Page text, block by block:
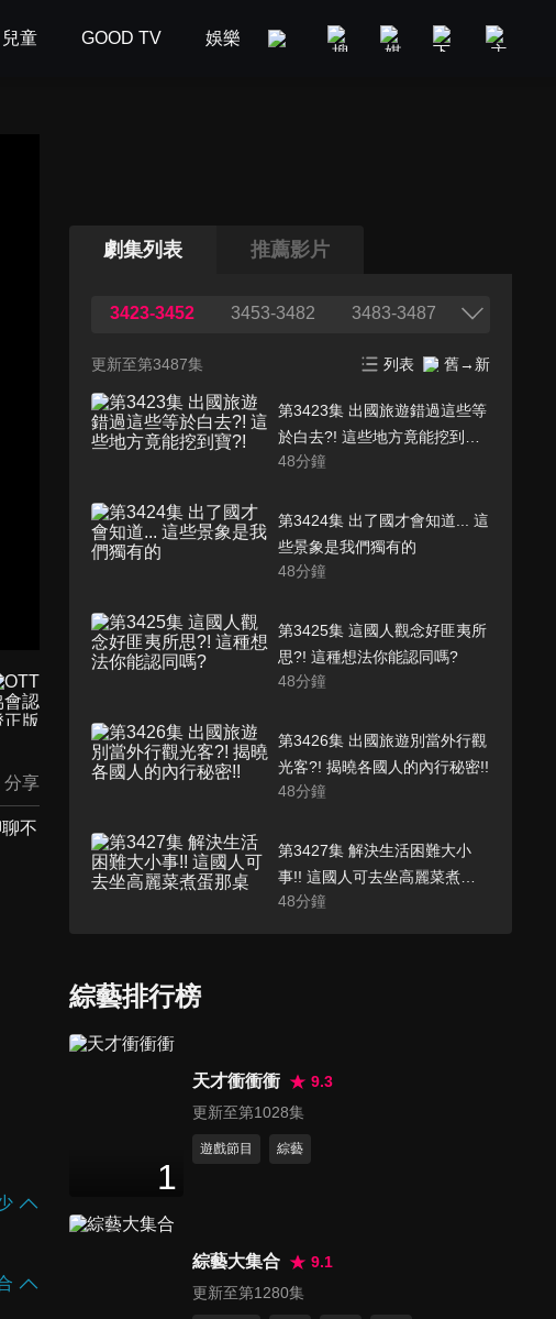
兒童 GOOD TV 娛樂 美食旅遊 新聞政論
分享
不
劇集列表 推薦影片
3423-3452 3453-3482 3483-3487
更新至第3487集 列表 舊→新
第3423集 出國旅遊錯過這些等
於白去?! 這些地方竟能挖到
寶?!
48分鐘
第3424集 出了國才會知道... 這
些景象是我們獨有的
48分鐘
第3425集 這國人觀念好匪夷所
思?! 這種想法你能認同嗎?
48分鐘
第3426集 出國旅遊別當外行觀
光客?! 揭曉各國人的內行秘密!!
48分鐘
第3427集 解決生活困難大小
事!! 這國人可去坐高麗菜煮蛋
那桌
48分鐘
第3429集 外國人來台讚不絕
47分鐘
第3431集 外國人大推的台灣美
綜藝排行榜
1
天才衝衝衝
9.3
更新至第1028集
遊戲節目 綜藝
綜藝大集合
9.1
更新至第1280集